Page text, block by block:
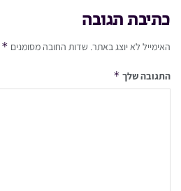
כתיבת תגובה
האימייל לא יוצג באתר. שדות החובה מסומנים *
התגובה שלך *